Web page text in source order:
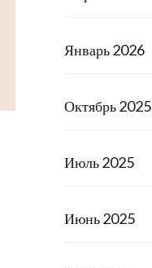
Январь 2026
Октябрь 2025
Июль 2025
Июнь 2025